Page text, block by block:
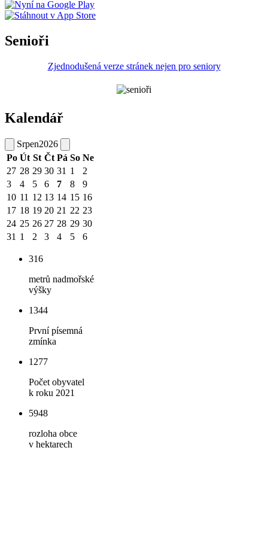
Senioři
Zjednodušená verze stránek nejen pro seniory
Kalendář
Srpen2026
Po Út St Čt Pá So Ne
27 28 29 30 31 1
2
3
4 5 6 7 8
9
10 11 12 13 14 15 16
17 18 19 20 21 22 23
24 25 26 27 28 29 30
31 1 2 3 4 5 6
316
metrů nadmořské
výšky
1344
První písemná
zmínka
1277
Počet obyvatel
k roku 2021
5948
rozloha obce
v hektarech